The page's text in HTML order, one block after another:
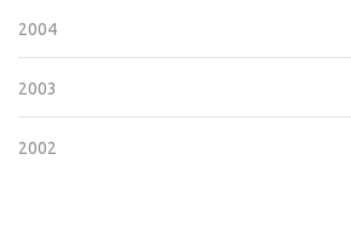
2004
2003
2002